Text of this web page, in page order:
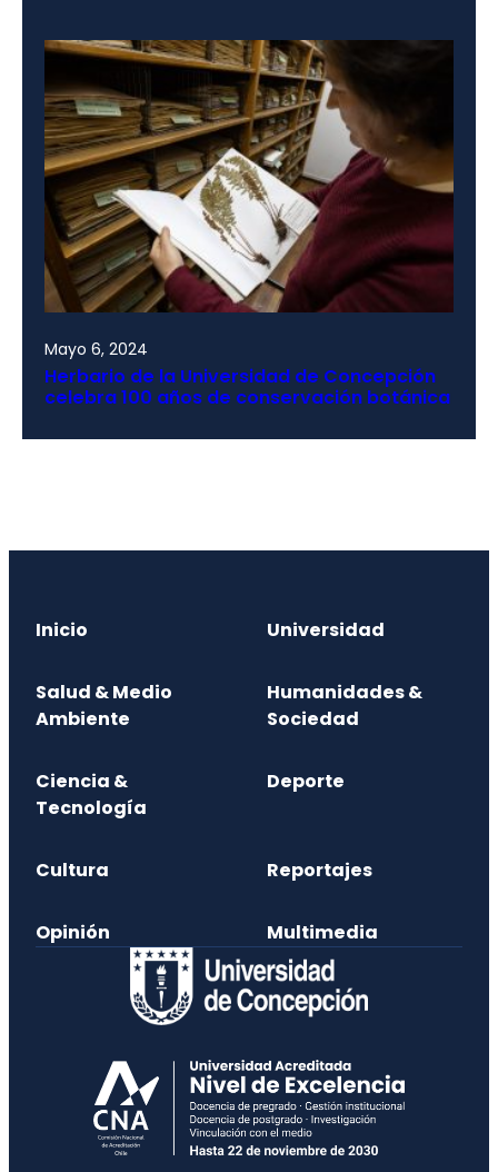
Mayo 6, 2024
Herbario de la Universidad de Concepción
celebra 100 años de conservación botánica
Inicio Universidad
Salud & Medio
Ambiente
Humanidades &
Sociedad
Ciencia &
Tecnología
Deporte
Cultura Reportajes
Opinión Multimedia